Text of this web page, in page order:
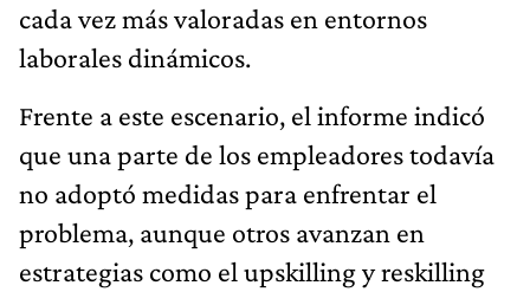
cada vez más valoradas en entornos
laborales dinámicos.
Frente a este escenario, el informe indicó
que una parte de los empleadores todavía
no adoptó medidas para enfrentar el
problema, aunque otros avanzan en
estrategias como el upskilling y reskilling